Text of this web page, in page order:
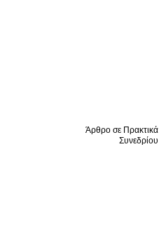
Άρθρο σε Πρακτικά
Συνεδρίου